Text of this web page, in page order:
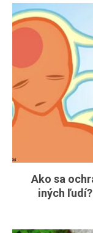
Ako sa
iných